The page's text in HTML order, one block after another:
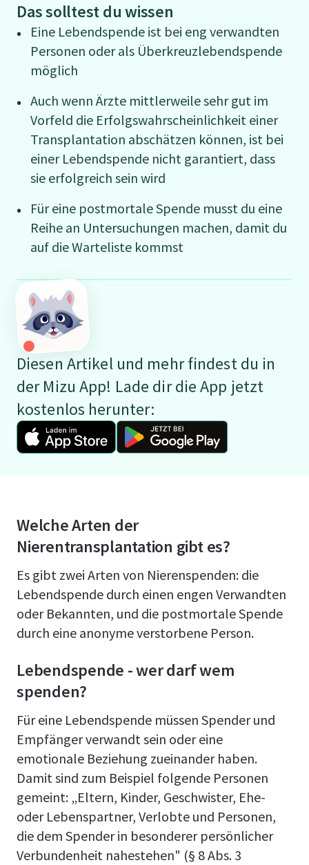
Das solltest du wissen
Eine Lebendspende ist bei eng verwandten
Personen oder als Überkreuzlebendspende
möglich
Auch wenn Ärzte mittlerweile sehr gut im
Vorfeld die Erfolgswahrscheinlichkeit einer
Transplantation abschätzen können, ist bei
einer Lebendspende nicht garantiert, dass
sie erfolgreich sein wird
Für eine postmortale Spende musst du eine
Reihe an Untersuchungen machen, damit du
auf die Warteliste kommst
Diesen Artikel und mehr findest du in
der Mizu App! Lade dir die App jetzt
kostenlos herunter:
Welche Arten der
Nierentransplantation gibt es?
Es gibt zwei Arten von Nierenspenden: die
Lebendspende durch einen engen Verwandten
oder Bekannten, und die postmortale Spende
durch eine anonyme verstorbene Person.
Lebendspende - wer darf wem
spenden?
Für eine Lebendspende müssen Spender und
Empfänger verwandt sein oder eine
emotionale Beziehung zueinander haben.
Damit sind zum Beispiel folgende Personen
gemeint: „Eltern, Kinder, Geschwister, Ehe-
oder Lebenspartner, Verlobte und Personen,
die dem Spender in besonderer persönlicher
Verbundenheit nahestehen" (§ 8 Abs. 3